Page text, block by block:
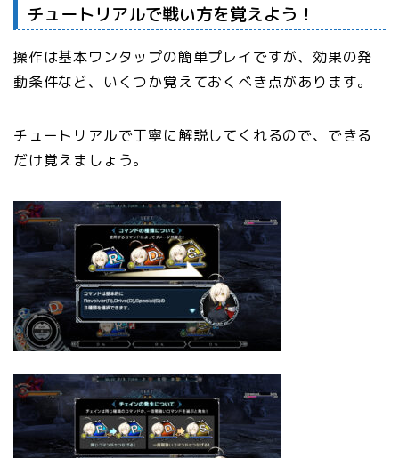
チュートリアルで戦い方を覚えよう！
操作は基本ワンタップの簡単プレイですが、効果の発
動条件など、いくつか覚えておくべき点があります。
チュートリアルで丁寧に解説してくれるので、できる
だけ覚えましょう。